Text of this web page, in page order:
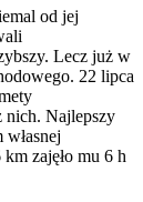
od jej
Lecz już w
22 lipca
nich. Najlepszy
zajęło mu 6 h